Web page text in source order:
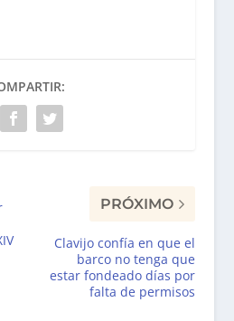
PRÓXIMO
Clavijo confía en que el
barco no tenga que
estar fondeado días por
falta de permisos